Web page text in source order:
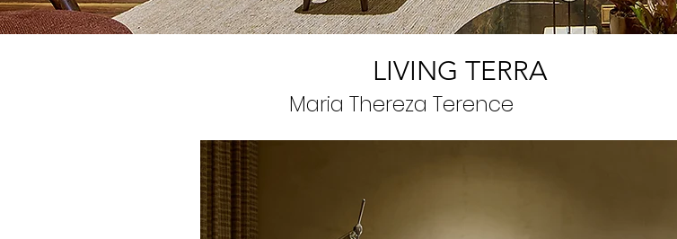
LIVING TERRA
Maria Thereza Terence